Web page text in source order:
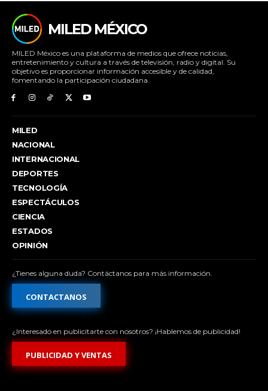
MILED MÉXICO
MILED México es una plataforma de medios que ofrece noticias,
entretenimiento y cultura a través de televisión, radio y digital. Su
objetivo es proporcionar información accesible y de calidad,
fomentando la participación ciudadana.
MILED
NACIONAL
INTERNACIONAL
DEPORTES
TECNOLOGÍA
ESPECTÁCULOS
CIENCIA
ESTADOS
OPINIÓN
¿Tienes alguna duda? Contáctanos para más información.
CONTACTANOS
¿Interesado en publicitarte con nosotros? ¡Hablemos de publicidad!
PUBLICIDAD Y VENTAS